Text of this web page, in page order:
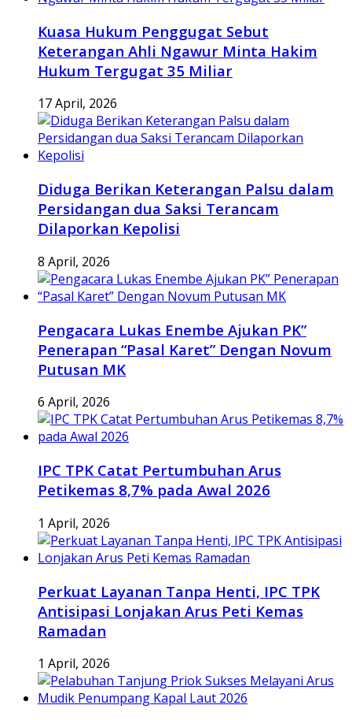
Kuasa Hukum Penggugat Sebut
Keterangan Ahli Ngawur Minta Hakim
Hukum Tergugat 35 Miliar
17 April, 2026
Diduga Berikan Keterangan Palsu dalam
Persidangan dua Saksi Terancam
Dilaporkan Kepolisi
8 April, 2026
Pengacara Lukas Enembe Ajukan PK”
Penerapan “Pasal Karet” Dengan Novum
Putusan MK
6 April, 2026
IPC TPK Catat Pertumbuhan Arus
Petikemas 8,7% pada Awal 2026
1 April, 2026
Perkuat Layanan Tanpa Henti, IPC TPK
Antisipasi Lonjakan Arus Peti Kemas
Ramadan
1 April, 2026